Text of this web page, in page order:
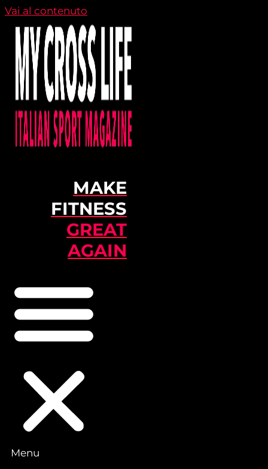
Vai al contenuto
MAKE
FITNESS
GREAT
AGAIN
Menu